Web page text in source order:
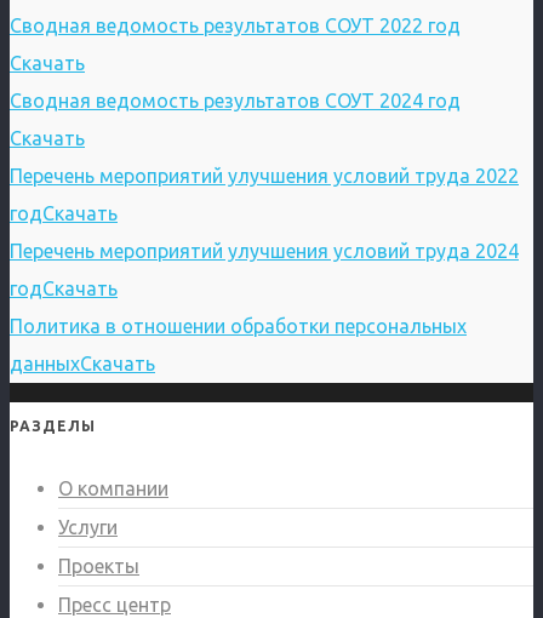
Сводная ведомость результатов СОУТ 2022 год
Скачать
Сводная ведомость результатов СОУТ 2024 год
Скачать
Перечень мероприятий улучшения условий труда 2022
годСкачать
Перечень мероприятий улучшения условий труда 2024
годСкачать
Политика в отношении обработки персональных
данныхСкачать
РАЗДЕЛЫ
О компании
Услуги
Проекты
Пресс центр